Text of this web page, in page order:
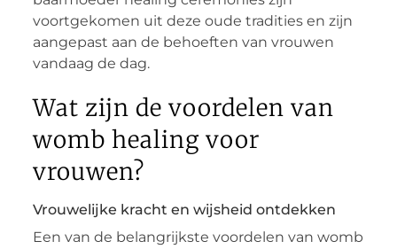
voortgekomen uit deze oude tradities en zijn
aangepast aan de behoeften van vrouwen
vandaag de dag.
Wat zijn de voordelen van
womb healing voor
vrouwen?
Vrouwelijke kracht en wijsheid ontdekken
Een van de belangrijkste voordelen van womb